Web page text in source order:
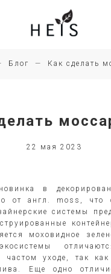
Блог Как сделать
22 мая 2023
в
от англ. moss, что
системы
моховидное
частом уходе, так
Еще одно